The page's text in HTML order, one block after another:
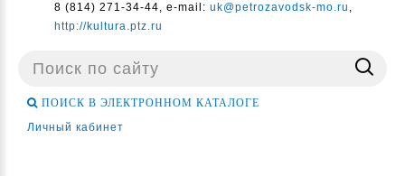
8 (814) 271-34-44, e-mail: uk@petrozavodsk-mo.ru ,
http://kultura.ptz.ru
Поиск
ПОИСК В ЭЛЕКТРОННОМ КАТАЛОГЕ
Личный кабинет